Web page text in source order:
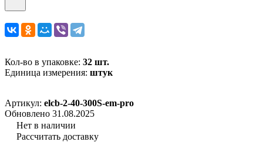
Кол-во в упаковке: 32 шт.
Единица измерения: штук
Артикул: elcb-2-40-300S-em-pro
Обновлено 31.08.2025
Нет в наличии
Рассчитать доставку